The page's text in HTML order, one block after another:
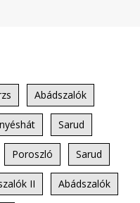
Abádszalók
Sarud
Poroszló Sarud
II Abádszalók